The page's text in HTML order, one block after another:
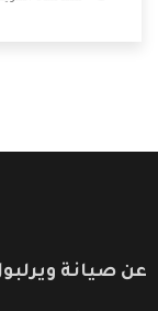
عن صيانة